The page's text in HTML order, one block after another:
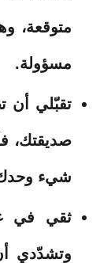
متوقعة،
مسؤولة.
تقبّلي أن
صديقتك،
شيء
ثقي في
وتشدّدي